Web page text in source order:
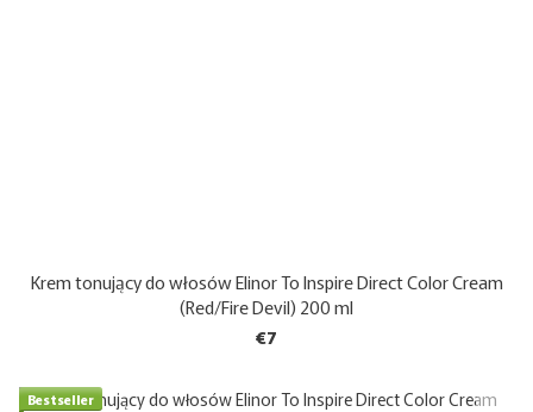
Krem tonujący do włosów Elinor To Inspire Direct Color Cream
(Red/Fire Devil) 200 ml
€7
Bestseller